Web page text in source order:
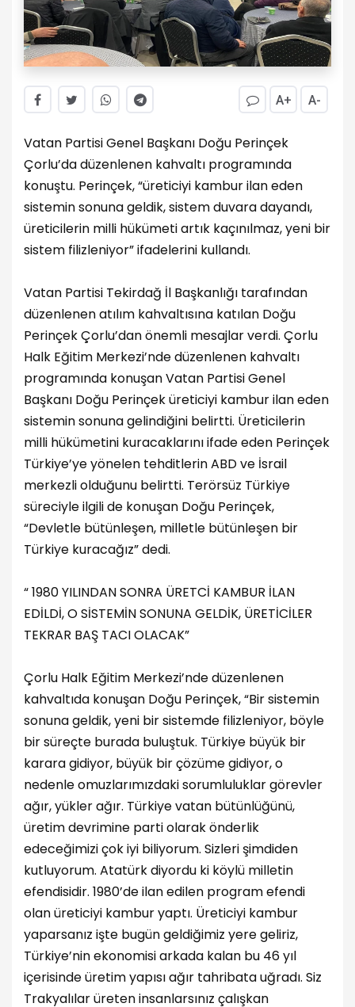
A+ A-
Vatan Partisi Genel Başkanı Doğu Perinçek
Çorlu’da düzenlenen kahvaltı programında
konuştu. Perinçek, “üreticiyi kambur ilan eden
sistemin sonuna geldik, sistem duvara dayandı,
üreticilerin milli hükümeti artık kaçınılmaz, yeni bir
sistem filizleniyor” ifadelerini kullandı.
Vatan Partisi Tekirdağ İl Başkanlığı tarafından
düzenlenen atılım kahvaltısına katılan Doğu
Perinçek Çorlu’dan önemli mesajlar verdi. Çorlu
Halk Eğitim Merkezi’nde düzenlenen kahvaltı
programında konuşan Vatan Partisi Genel
Başkanı Doğu Perinçek üreticiyi kambur ilan eden
sistemin sonuna gelindiğini belirtti. Üreticilerin
milli hükümetini kuracaklarını ifade eden Perinçek
Türkiye’ye yönelen tehditlerin ABD ve İsrail
merkezli olduğunu belirtti. Terörsüz Türkiye
süreciyle ilgili de konuşan Doğu Perinçek,
“Devletle bütünleşen, milletle bütünleşen bir
Türkiye kuracağız” dedi.
“ 1980 YILINDAN SONRA ÜRETCİ KAMBUR İLAN
EDİLDİ, O SİSTEMİN SONUNA GELDİK, ÜRETİCİLER
TEKRAR BAŞ TACI OLACAK”
Çorlu Halk Eğitim Merkezi’nde düzenlenen
kahvaltıda konuşan Doğu Perinçek, “Bir sistemin
sonuna geldik, yeni bir sistemde filizleniyor, böyle
bir süreçte burada buluştuk. Türkiye büyük bir
karara gidiyor, büyük bir çözüme gidiyor, o
nedenle omuzlarımızdaki sorumluluklar görevler
ağır, yükler ağır. Türkiye vatan bütünlüğünü,
üretim devrimine parti olarak önderlik
edeceğimizi çok iyi biliyorum. Sizleri şimdiden
kutluyorum. Atatürk diyordu ki köylü milletin
efendisidir. 1980’de ilan edilen program efendi
olan üreticiyi kambur yaptı. Üreticiyi kambur
yaparsanız işte bugün geldiğimiz yere geliriz,
Türkiye’nin ekonomisi arkada kalan bu 46 yıl
içerisinde üretim yapısı ağır tahribata uğradı. Siz
Trakyalılar üreten insanlarsınız çalışkan